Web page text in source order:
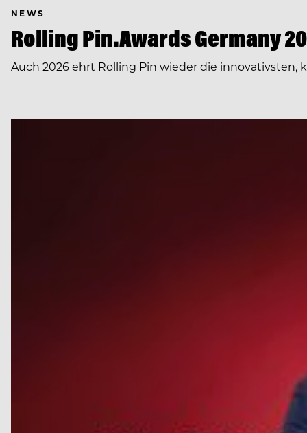
NEWS
Rolling Pin.Awards Germany
Auch 2026 ehrt Rolling Pin wieder die